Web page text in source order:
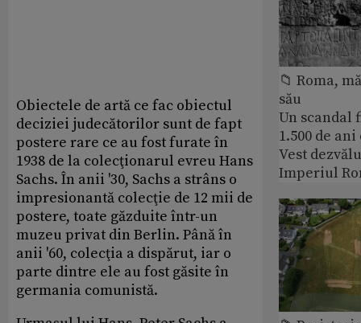
Obiectele de artă ce fac obiectul
deciziei judecătorilor sunt de fapt
postere rare ce au fost furate în
1938 de la colecţionarul evreu Hans
Sachs. În anii '30, Sachs a strâns o
impresionantă colecţie de 12 mii de
postere, toate găzduite într-un
muzeu privat din Berlin. Până în
anii '60, colecţia a dispărut, iar o
parte dintre ele au fost găsite în
germania comunistă.
📁 Roma,
său
Un scandal
1.500 de
Vest
Imperiul